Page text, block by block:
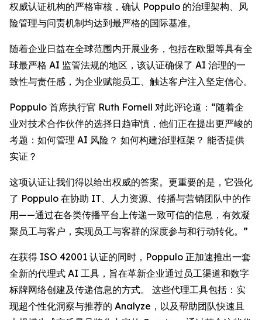
权威认证机构的严格审核，确认 Poppulo 的治理架构、风
险管理与问责机制均达到最严格的国际基准。
随着企业日益在全球范围内开展业务，包括在欧盟等具有全
球最严格 AI 监管法规的地区，该认证确保了 AI 治理的一
致性与责任感，为企业赋能员工、触达客户注入坚定信心。
Poppulo 首席执行官 Ruth Fornell 对此评论道：“随着企
业对技术合作伙伴的选择日趋审慎，他们正在提出更严峻的
考题：如何管理 AI 风险？ 如何构建治理框架？ 能否提供
实证？
这项认证让我们得以给出权威的答案。更重要的是，它强化
了 Poppulo 在协助 IT、人力资源、传播与营销团队中的作
用——通过在各类传播平台上传递一致可信的信息，有效凝
聚员工与客户，实现员工与客群的深度参与和行动转化。”
在获得 ISO 42001 认证的同时，Poppulo 正加速推出一套
全新的代理式 AI 工具，旨在革新企业通过员工渠道和数字
标牌网络创建及传递信息的方式。 这些代理工具包括：实
现超个性化洞察与推荐的 Analyze ，以及帮助团队快速且